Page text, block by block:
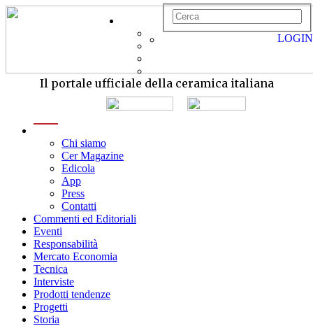
Il portale ufficiale della ceramica italiana
Chi siamo
Cer Magazine
Edicola
App
Press
Contatti
Commenti ed Editoriali
Eventi
Responsabilità
Mercato Economia
Tecnica
Interviste
Prodotti tendenze
Progetti
Storia
LOGIN